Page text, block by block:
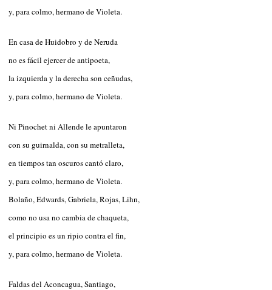
y, para colmo, hermano de Violeta.
En casa de Huidobro y de Neruda
no es fácil ejercer de antipoeta,
la izquierda y la derecha son ceñudas,
y, para colmo, hermano de Violeta.
Ni Pinochet ni Allende le apuntaron
con su guirnalda, con su metralleta,
en tiempos tan oscuros cantó claro,
y, para colmo, hermano de Violeta.
Bolaño, Edwards, Gabriela, Rojas, Lihn,
como no usa no cambia de chaqueta,
el principio es un ripio contra el fin,
y, para colmo, hermano de Violeta.
Faldas del Aconcagua, Santiago,